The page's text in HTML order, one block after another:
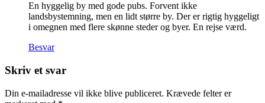
En hyggelig by med gode pubs. Forvent ikke
landsbystemning, men en lidt større by. Der er rigtig hyggeligt
i omegnen med flere skønne steder og byer. En rejse værd.
Besvar
Skriv et svar
Din e-mailadresse vil ikke blive publiceret. Krævede felter er